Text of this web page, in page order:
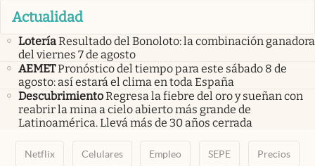
Actualidad
LoteríaResultado del Bonoloto: la combinación ganadora
del viernes 7 de agosto
AEMETPronóstico del tiempo para este sábado 8 de
agosto: así estará el clima en toda España
DescubrimientoRegresa la fiebre del oro y sueñan con
reabrir la mina a cielo abierto más grande de
Latinoamérica. Llevá más de 30 años cerrada
Netflix Celulares Empleo SEPE Precios